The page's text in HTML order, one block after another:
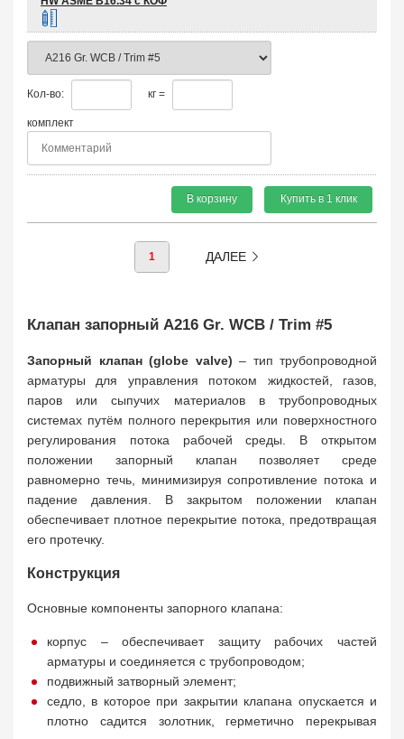
Кол-во: кг =
комплект
В корзину Купить в 1 клик
1 ДАЛЕЕ
Клапан запорный A216 Gr. WCB / Trim #5
Запорный клапан (globe valve) – тип трубопроводной
арматуры для управления потоком жидкостей, газов,
паров или сыпучих материалов в трубопроводных
системах путём полного перекрытия или поверхностного
регулирования потока рабочей среды. В открытом
положении запорный клапан позволяет среде
равномерно течь, минимизируя сопротивление потока и
падение давления. В закрытом положении клапан
обеспечивает плотное перекрытие потока, предотвращая
его протечку.
Конструкция
Основные компоненты запорного клапана:
корпус – обеспечивает защиту рабочих частей
арматуры и соединяется с трубопроводом;
подвижный затворный элемент;
седло, в которое при закрытии клапана опускается и
плотно садится золотник, герметично перекрывая